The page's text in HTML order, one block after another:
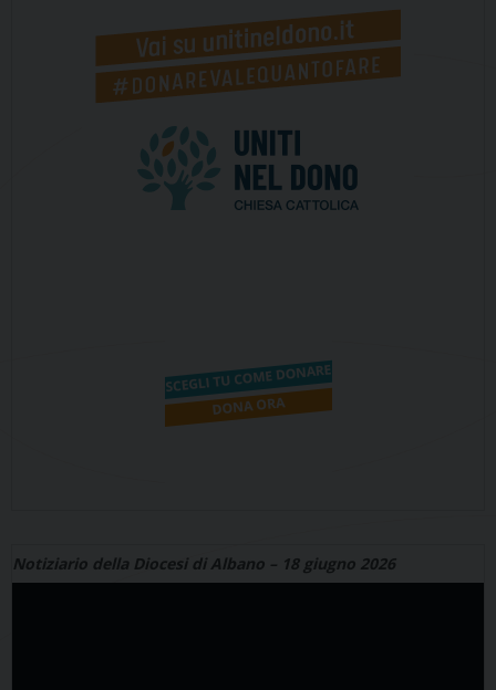
Notiziario della Diocesi di Albano – 18 giugno 2026